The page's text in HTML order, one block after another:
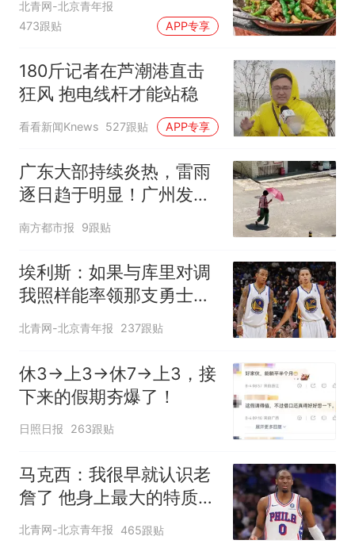
北青网-北京青年报
473跟贴
APP专享
180斤记者在芦潮港直击
狂风 抱电线杆才能站稳
看看新闻Knews 527跟贴 APP专享
广东大部持续炎热，雷雨
逐日趋于明显！广州发布
高温橙色预警
南方都市报 9跟贴
埃利斯：如果与库里对调
我照样能率领那支勇士取
得现在的成就
北青网-北京青年报 237跟贴
休3→上3→休7→上3，接
下来的假期夯爆了！
日照日报 263跟贴
马克西：我很早就认识老
詹了 他身上最大的特质就
是谦逊
北青网-北京青年报 465跟贴